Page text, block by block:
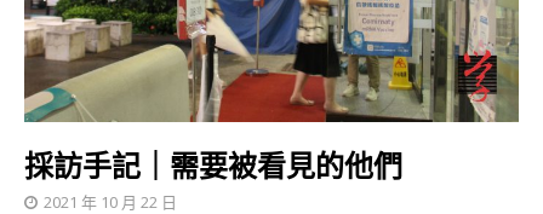
採訪手記｜需要被看見的他們
2021 年 10 月 22 日